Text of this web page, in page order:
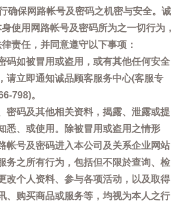
确保网路帐号及密码之机密与安全。诚
使用网路帐号及密码所为之一切行为，
责任，并同意遵守以下事项：
码如被冒用或盗用，或有其他任何安全
请立即通知诚品顾客服务中心(客服专
798)。
密码及其他相关资料，揭露、泄露或提
悉、或使用。除被冒用或盗用之情形
帐号及密码进入本公司及关系企业网站
务之所有行为，包括但不限於查询、检
改个人资料、参与各项活动，以及取得
、购买商品或服务等，均视为本人之行